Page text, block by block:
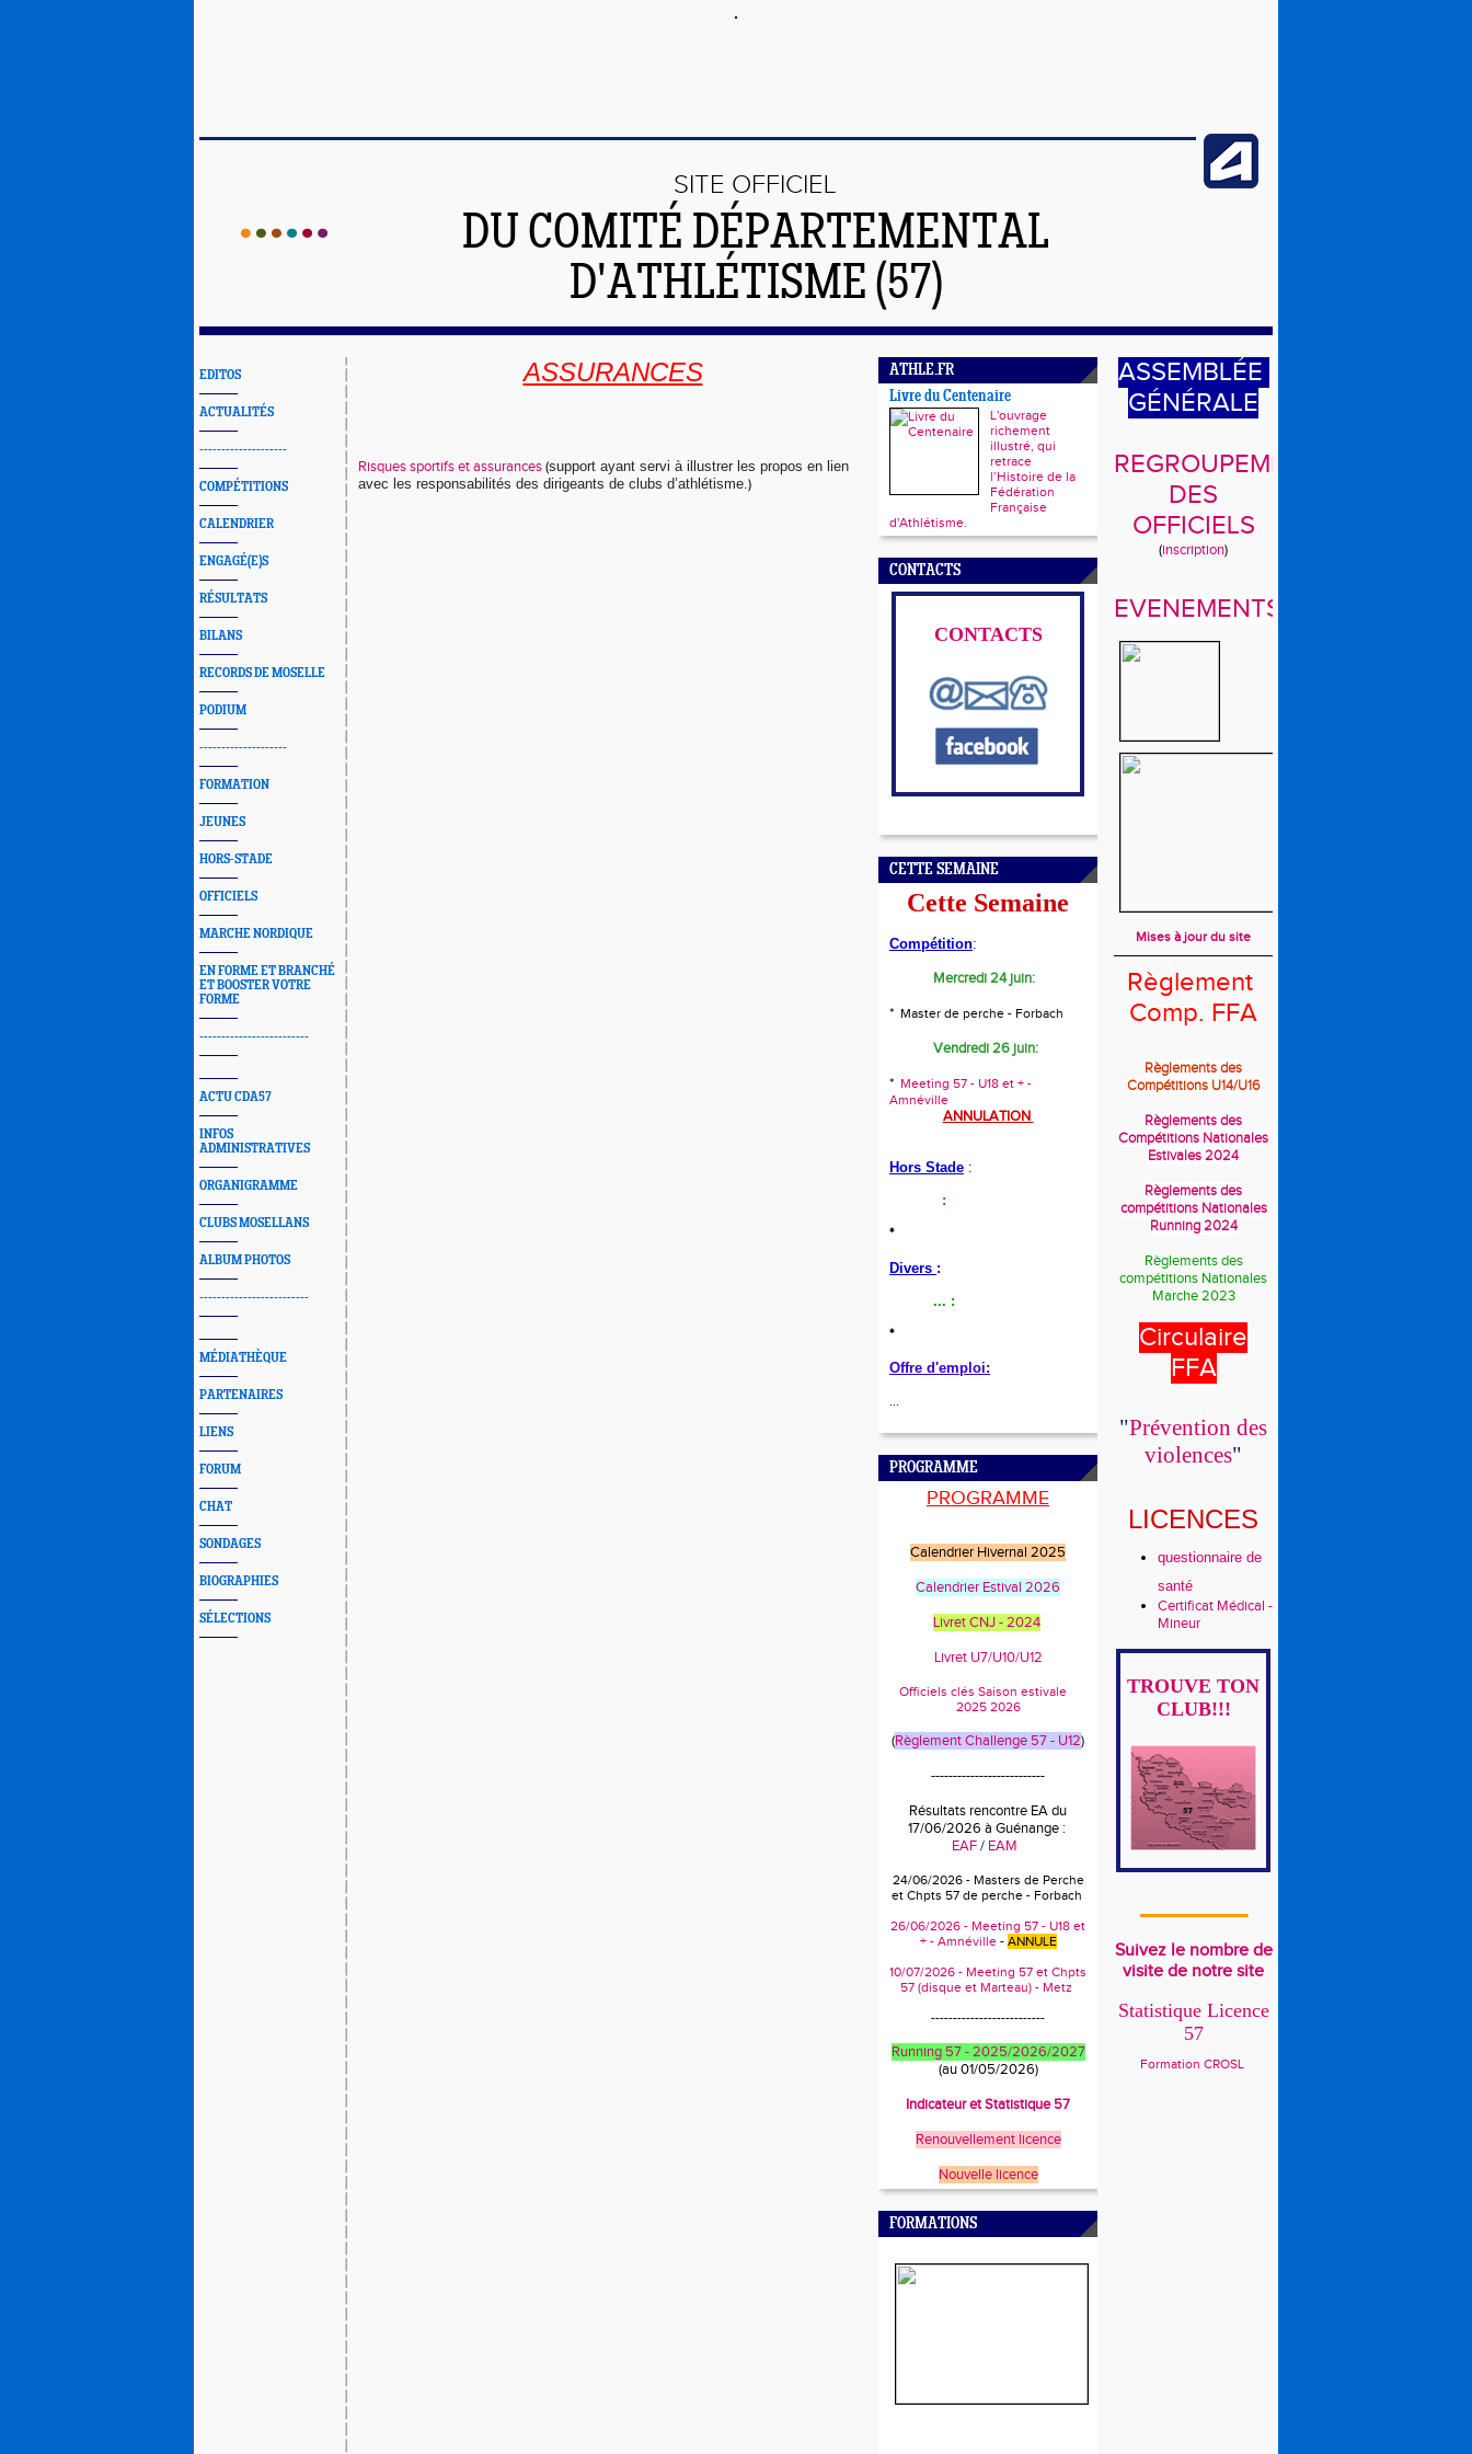
SITE OFFICIEL
DU COMITÉ DÉPARTEMENTAL
D'ATHLÉTISME (57)
EDITOS
ACTUALITÉS
--------------------
COMPÉTITIONS
CALENDRIER
ENGAGÉ(E)S
RÉSULTATS
BILANS
RECORDS DE MOSELLE
PODIUM
--------------------
FORMATION
JEUNES
HORS-STADE
OFFICIELS
MARCHE NORDIQUE
EN FORME ET BRANCHÉ
ET BOOSTER VOTRE
FORME
-------------------------
ACTU CDA57
INFOS
ADMINISTRATIVES
ORGANIGRAMME
CLUBS MOSELLANS
ALBUM PHOTOS
-------------------------
MÉDIATHÈQUE
PARTENAIRES
LIENS
FORUM
CHAT
SONDAGES
BIOGRAPHIES
SÉLECTIONS
ASSURANCES
Risques sportifs et assurances(support ayant servi à illustrer les propos en lien
avec les responsabilités des dirigeants de clubs d’athlétisme.)
ATHLE.FR
Livre du Centenaire
L'ouvrage
richement
illustré, qui
retrace
l’Histoire de la
Fédération
Française
d'Athlétisme.
CONTACTS
CONTACTS
CETTE SEMAINE
Cette Semaine
Compétition:
Mercredi 24 juin:
* Master de perche - Forbach
Vendredi 26 juin:
* Meeting 57 - U18 et + -
Amnéville
ANNULATION
Hors Stade :
:
*
Divers :
... :
*
Offre d'emploi:
...
PROGRAMME
PROGRAMME
Calendrier Hivernal 2025
Calendrier Estival 2026
Livret CNJ - 2024
Livret U7/U10/U12
Officiels clés Saison estivale
2025 2026
(Règlement Challenge 57 - U12)
--------------------------
Résultats rencontre EA du
17/06/2026 à Guénange :
EAF/ EAM
24/06/2026 - Masters de Perche
et Chpts 57 de perche - Forbach
26/06/2026 - Meeting 57 - U18 et
+ - Amnéville- ANNULE
10/07/2026 - Meeting 57 et Chpts
57 (disque et Marteau) - Metz
--------------------------
Running 57 - 2025/2026/2027
(au 01/05/2026)
Indicateur et Statistique 57
Renouvellement licence
Nouvelle licence
FORMATIONS
ASSEMBLÉE
GÉNÉRALE
REGROUPEMENT
DES
OFFICIELS
(inscription)
EVENEMENTS
Mises à jour du site
Règlement
Comp. FFA
Règlements des
Compétitions U14/U16
Règlements des
Compétitions Nationales
Estivales 2024
Règlements des
compétitions Nationales
Running 2024
Règlements des
compétitions Nationales
Marche 2023
Circulaire
FFA
"Prévention des
violences"
LICENCES
questionnaire de
santé
Certificat Médical -
Mineur
TROUVE TON
CLUB!!!
_______
Suivez le nombre de
visite de notre site
Statistique Licence
57
Formation CROSL